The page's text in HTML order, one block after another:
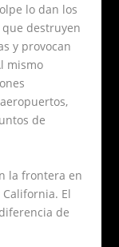
lo dan los
destruyen
y provocan
mismo
de
la frontera en
El
de